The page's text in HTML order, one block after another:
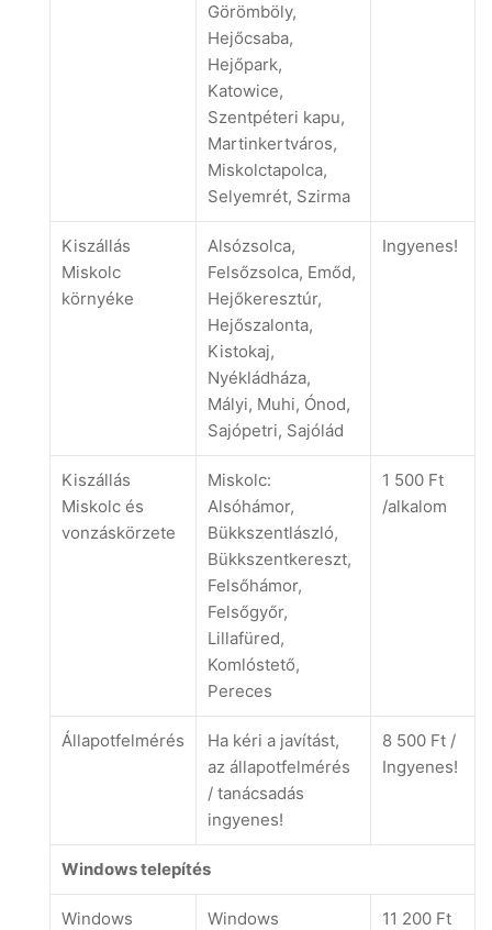
Görömböly,
Hejőcsaba,
Hejőpark,
Katowice,
Szentpéteri kapu,
Martinkertváros,
Miskolctapolca,
Selyemrét, Szirma
Kiszállás
Miskolc
környéke
Alsózsolca,
Felsőzsolca, Emőd,
Hejőkeresztúr,
Hejőszalonta,
Kistokaj,
Nyékládháza,
Mályi, Muhi, Ónod,
Sajópetri, Sajólád
Ingyenes!
Kiszállás
Miskolc és
vonzáskörzete
Miskolc:
Alsóhámor,
Bükkszentlászló,
Bükkszentkereszt,
Felsőhámor,
Felsőgyőr,
Lillafüred,
Komlóstető,
Pereces
1 500 Ft
/alkalom
Állapotfelmérés
Ha kéri a javítást,
az állapotfelmérés
/ tanácsadás
ingyenes!
8 500 Ft /
Ingyenes!
Windows telepítés
Windows
Windows
11 200 Ft